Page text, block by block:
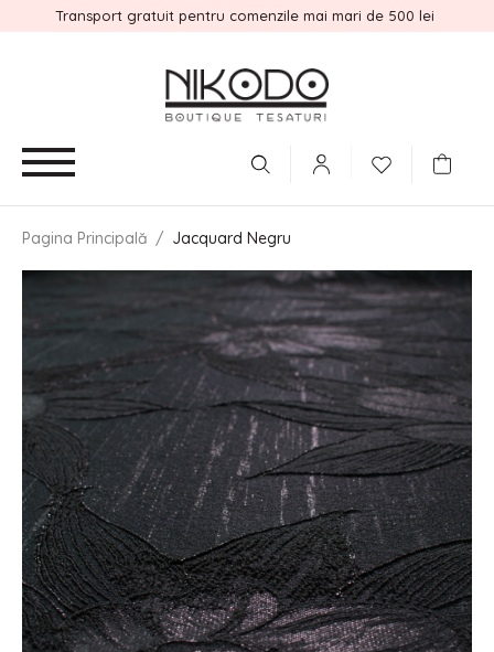
Transport gratuit pentru comenzile mai mari de 500 lei
Pagina Principală / Jacquard Negru